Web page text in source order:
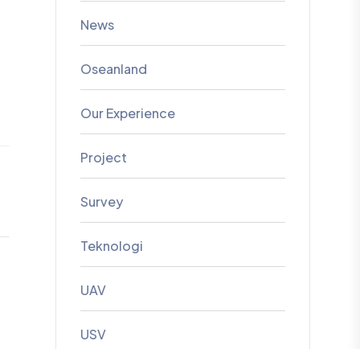
News
Oseanland
Our Experience
Project
Survey
Teknologi
UAV
USV